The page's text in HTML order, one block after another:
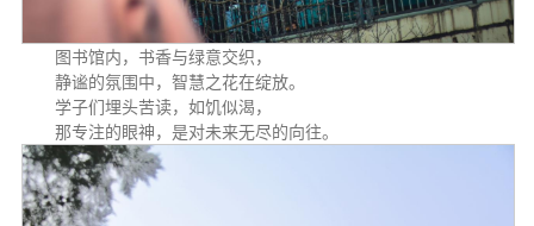
图书馆内，书香与绿意交织，
静谧的氛围中，智慧之花在绽放。
学子们埋头苦读，如饥似渴，
那专注的眼神，是对未来无尽的向往。